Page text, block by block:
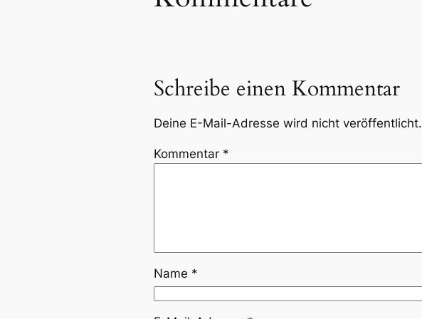
Schreibe einen Kommentar
Deine E-Mail-Adresse wird nicht veröffentlicht.
Kommentar *
Name *